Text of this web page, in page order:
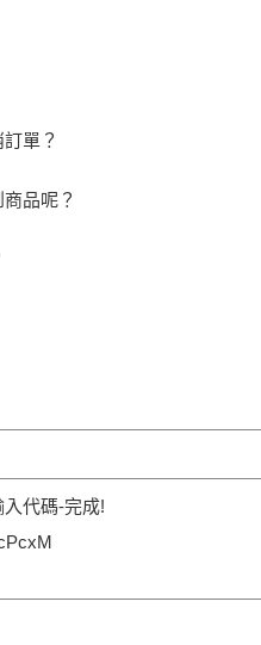
單？
品呢？
代碼-完成!